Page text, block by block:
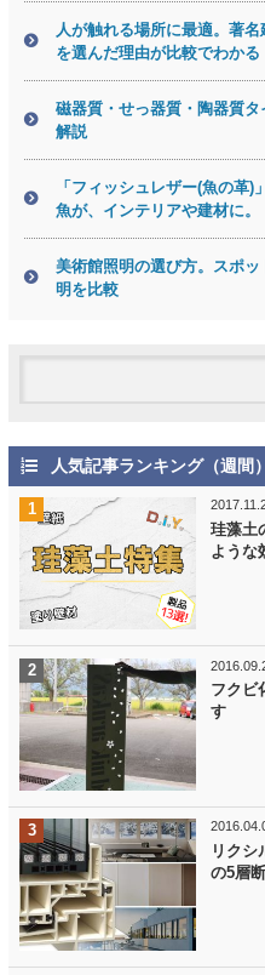
人が触れる場所に最適。著
を選んだ理由が比較でわかる
磁器質・せっ器質・陶器質
解説
「フィッシュレザー(魚の革
魚が、インテリアや建材に。
美術館照明の選び方。スポ
明を比較
人気記事ランキング（週間）
珪藻土
ような
フクビ
す
リクシ
の5層